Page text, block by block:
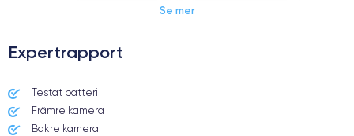
Date de sortie
10/09/2019
Se mer
Expertrapport
Testat batteri
Främre kamera
Bakre kamera